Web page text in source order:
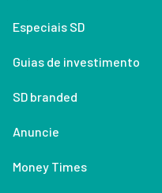
Especiais SD
Guias de investimento
SD branded
Anuncie
Money Times